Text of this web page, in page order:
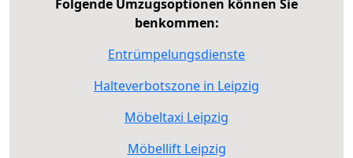
Folgende Umzugsoptionen können Sie
benkommen:
Entrümpelungsdienste
Halteverbotszone in Leipzig
Möbeltaxi Leipzig
Möbellift Leipzig